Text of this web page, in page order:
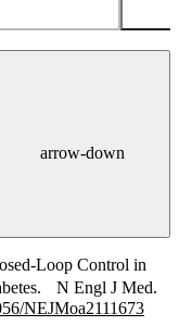
arrow-down
Loop Control in
N Engl J Med.
NEJMoa2111673